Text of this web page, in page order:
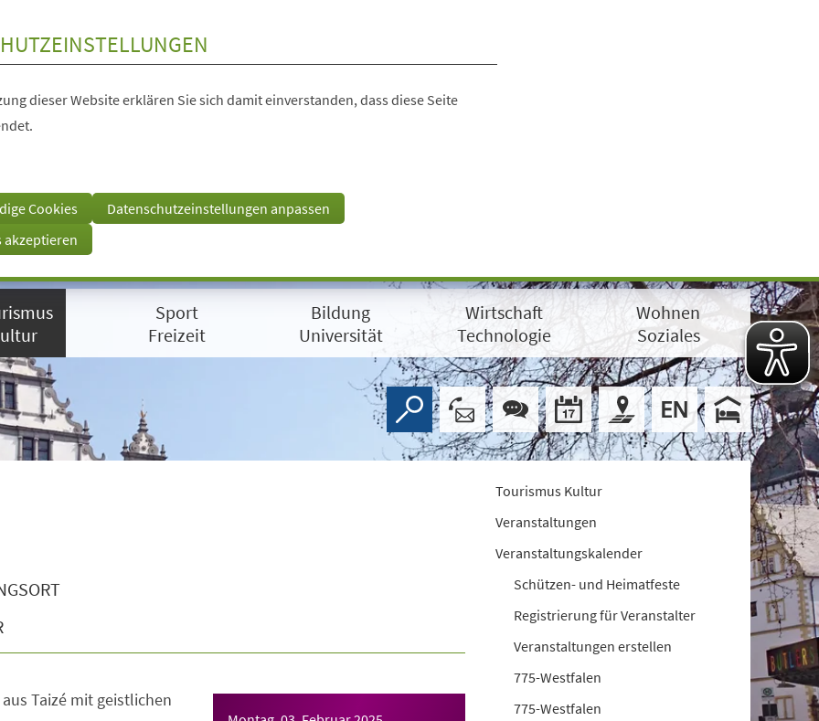
dieser Website erklären Sie sich damit einverstanden, dass diese Seite
Cookies
Datenschutzeinstellungen anpassen
akzeptieren
Sport
Freizeit
Bildung
Universität
Wirtschaft
Technologie
Wohnen
Soziales
Taizé mit geistlichen
Tourismus Kultur
Veranstaltungen
Veranstaltungskalender
Schützen- und Heimatfeste
Registrierung für Veranstalter
Veranstaltungen erstellen
775-Westfalen
775-Westfalen